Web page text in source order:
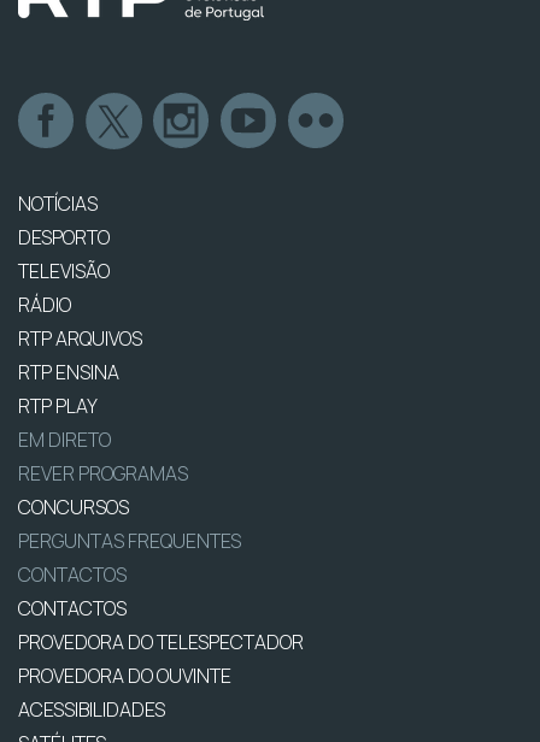
NOTÍCIAS
DESPORTO
TELEVISÃO
RÁDIO
RTP ARQUIVOS
RTP ENSINA
RTP PLAY
EM DIRETO
REVER PROGRAMAS
CONCURSOS
PERGUNTAS FREQUENTES
CONTACTOS
CONTACTOS
PROVEDORA DO TELESPECTADOR
PROVEDORA DO OUVINTE
ACESSIBILIDADES